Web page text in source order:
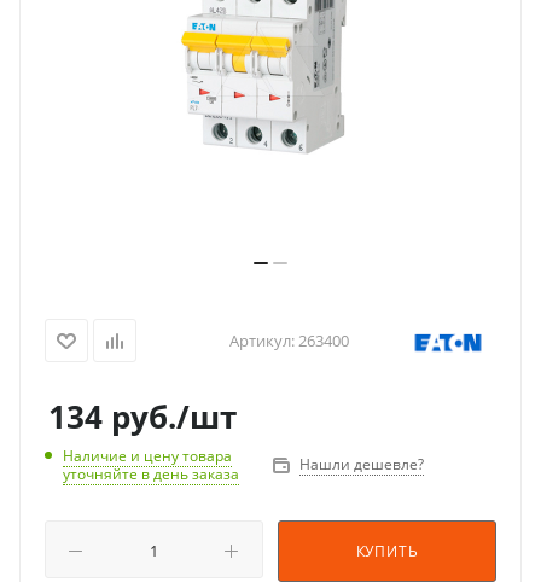
Артикул:263400
134 руб./шт
Наличие и цену товара
уточняйте в день заказа
Нашли дешевле?
КУПИТЬ